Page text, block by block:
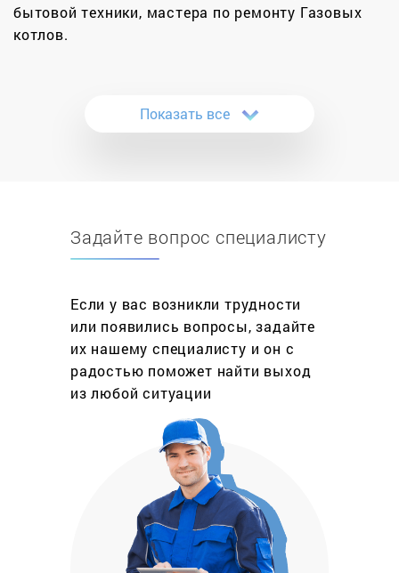
бытовой техники, мастера по ремонту Газовых
котлов.
в Москве по доступным ценам? Воспользуйтесь
услугами нашего сервисного центра, и вы не
позволяет гарантировать высокое качество
предоставляемых услуг.
Безопасность – наш приоритет. Мы понимаем
всю ответственность, которая ложится на плечи
мастеров, а потому тщательно проверяем
функциональность водонагревательных котлов и
только после этого сдаем работу заказчику.
Благодаря такому подходу вы можете не
сомневаться в безопасности использования
Главное преимущество компании
Обратите внимание, что мы не просто устраняем
неисправность водонагревательного
оборудования, а берем на себя комплексный
Показать все
Задайте вопрос специалисту
Если у вас возникли трудности
или появились вопросы, задайте
их нашему специалисту и он с
радостью поможет найти выход
из любой ситуации